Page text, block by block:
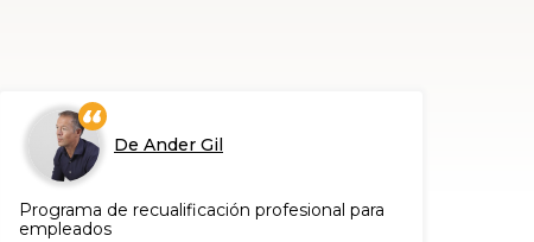
De Ander Gil
Programa de recualificación profesional para
empleados